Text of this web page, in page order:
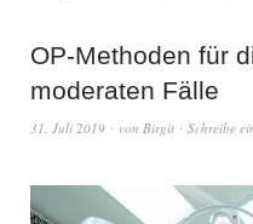
OP-Methoden für
moderaten Fälle
31. Juli 2019 von Birgit Schreibe